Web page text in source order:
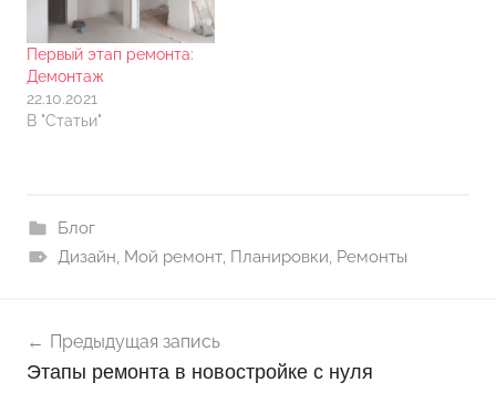
Первый этап ремонта:
Демонтаж
22.10.2021
В "Статьи"
Блог
Дизайн, Мой ремонт, Планировки, Ремонты
по
Предыдущая запись
Этапы ремонта в новостройке с нуля